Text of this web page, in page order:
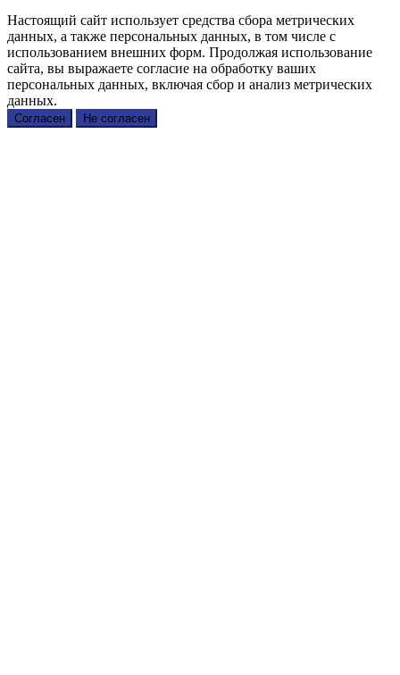
Настоящий сайт использует средства сбора метрических
данных, а также персональных данных, в том числе с
использованием внешних форм. Продолжая использование
сайта, вы выражаете согласие на обработку ваших
персональных данных, включая сбор и анализ метрических
данных.
Согласен Не согласен